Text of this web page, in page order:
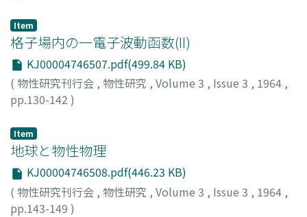
Masatoshi
Item
格子場内の一電子波動函数(II)
KJ00004746507.pdf(499.84 KB)
( 物性研究刊行会 , 物性研究 , Volume 3 , Issue 3 , 1964 ,
pp.130-142 )
Item
地球と物性物理
KJ00004746508.pdf(446.23 KB)
( 物性研究刊行会 , 物性研究 , Volume 3 , Issue 3 , 1964 ,
pp.143-149 )